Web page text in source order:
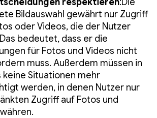
Bildauswahl gewährt nur Zugriff
oder Videos, die der Nutzer
bedeutet, dass er die
für Fotos und Videos nicht
muss. Außerdem müssen in
keine Situationen mehr
werden, in denen Nutzer nur
Zugriff auf Fotos und